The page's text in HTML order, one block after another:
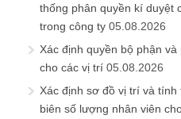
thống phân quyền kí duyệt
trong công ty 05.08.2026
Xác định quyền bộ phận và
cho các vị trí 05.08.2026
Xác định sơ đồ vị trí và tính
biên số lượng nhân viên